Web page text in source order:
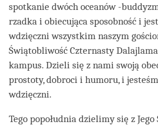
spotkanie dwóch oceanów -
rzadka i obiecująca sposobność i
wdzięczni wszystkim naszym
Świątobliwość Czternasty Dalajlama
kampus. Dzieli się z nami swoją
prostoty, dobroci i humoru, i
wdzięczni.
Tego popołudnia dzielimy się z